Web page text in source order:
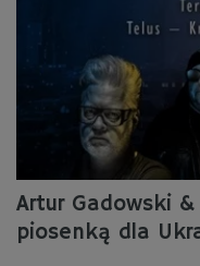
Artur Gadowski
piosenką dla